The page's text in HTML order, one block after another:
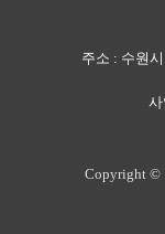
주소 : 수원
사
Copyright ©